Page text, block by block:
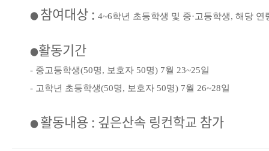
● 참여대상 : 4~6학년 초등학생 및 중·고등학생, 해당 연
●활동기간
- 중고등학생(50명, 보호자 50명) 7월 23~25일
- 고학년 초등학생(50명, 보호자 50명) 7월 26~28일
● 활동내용 : 깊은산속 링컨학교 참가